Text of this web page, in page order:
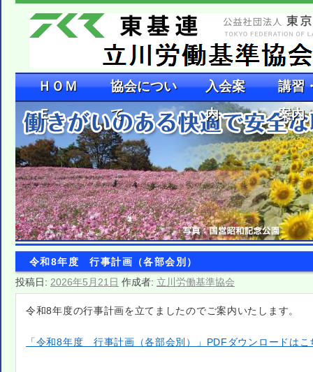
ＨＯＭ
Ｅ
協会につい
て
入会案
内
講習
案内
令和8年度 行事計画（各部会別）
投稿日: 2026年5月21日 作成者: 立川労働基準協会
令和8年度の行事計画を立てましたのでご案内いたします。
「令和8年度 行事計画（各部会別）」PDFダウンロードはこ